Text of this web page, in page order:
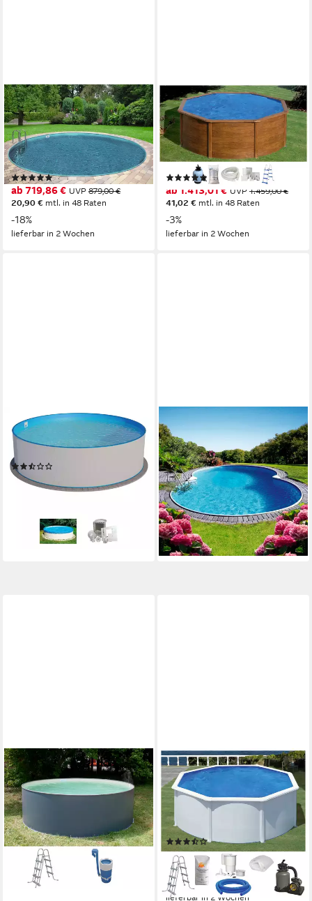
CLEAR POOL
Rundpool PREMIUM IBIZA
(Set, 2-tlg), inkl.
Bodenschutzplane, in
verschiedenen Größen
erhältlich (8)
ab 719,86 € UVP 879,00 €
20,90 € mtl. in 48 Raten
-18%
lieferbar in 2 Wochen
GRE
Rundpool PACIFIC in
Holzoptik inkl. Zubehör (Set,
4-tlg), Höhe: 120 cm, in
versch. Größen erhältlich
(16)
ab 1.413,01 € UVP 1.459,00 €
41,02 € mtl. in 48 Raten
-3%
lieferbar in 2 Wochen
SUMMER FUN
Rundpool HOLIDAY (3-tlg), 3-
tlg., ØxH: 350x120 cm
ab 415,65 €
499,99 €
mtl. in 36 Raten
lieferbar in 2 Wochen
CLEAR POOL
Achtformpool PREMIUM
MALLORCA (Set, 2-tlg), in
verschiedenen Größen inkl.
Bodenschutzplane
ab 1.265,56 € UVP1.299,00 €
36,74 €mtl. in 48 Raten
-3%
lieferbar in 2 Wochen
SUMMER FUN
Rundpool Arizona (Set, 3-tlg),
ØxH: 350x90 cm
ab 279,67 €
13,89 €
-7%
lieferbar - in 6-8 Werktagen bei dir
KONIFERA
Rundpool MALAGA 3 (Set, 6-
tlg), Höhe: 120 cm, stabile
Konstruktion durch breiten
Handlauf
(15)
ab 793,11 € UVP 899,00 €
23,03 €mtl. in 48 Raten
-12%
lieferbar in 2 Wochen